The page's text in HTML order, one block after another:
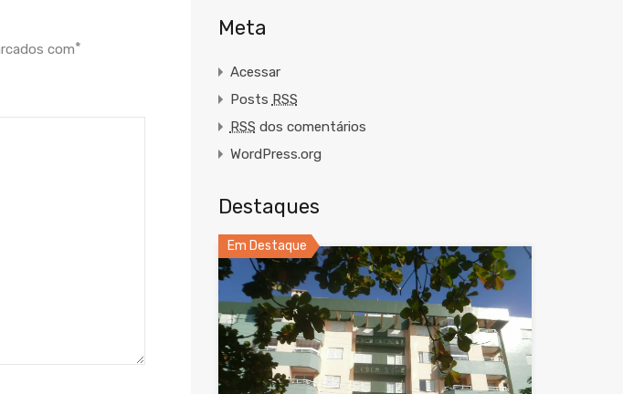
com*
Meta
Acessar
Posts RSS
RSS dos comentários
WordPress.org
Destaques
Em Destaque